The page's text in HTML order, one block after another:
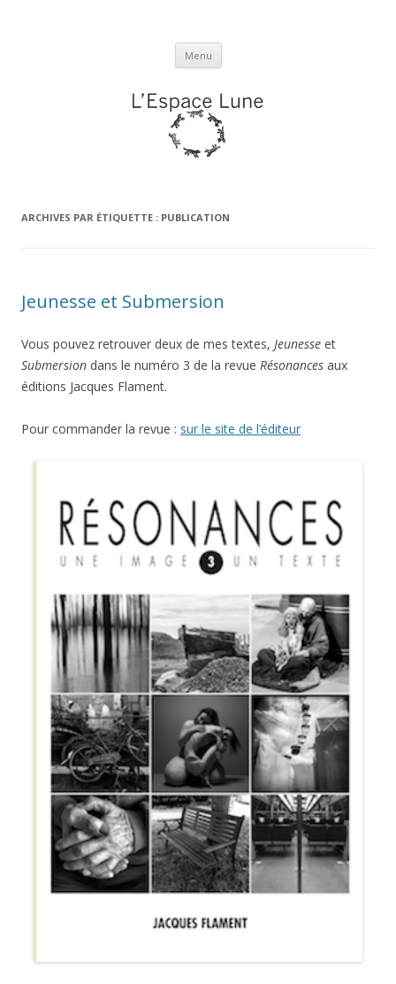
Menu Aller
contenu
ARCHIVES PAR ÉTIQUETTE : PUBLICATION
Jeunesse et Submersion
Vous pouvez retrouver deux de mes textes, Jeunesse et
Submersion dans le numéro 3 de la revue Résonances aux
éditions Jacques Flament.
Pour commander la revue : sur le site de l’éditeur